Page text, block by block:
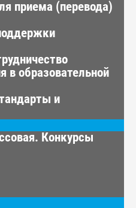
приема (перевода)
в образовательной
и
Конкурсы